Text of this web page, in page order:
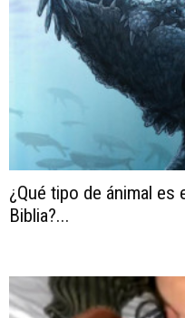
¿Qué tipo de ánimal es
Biblia?...